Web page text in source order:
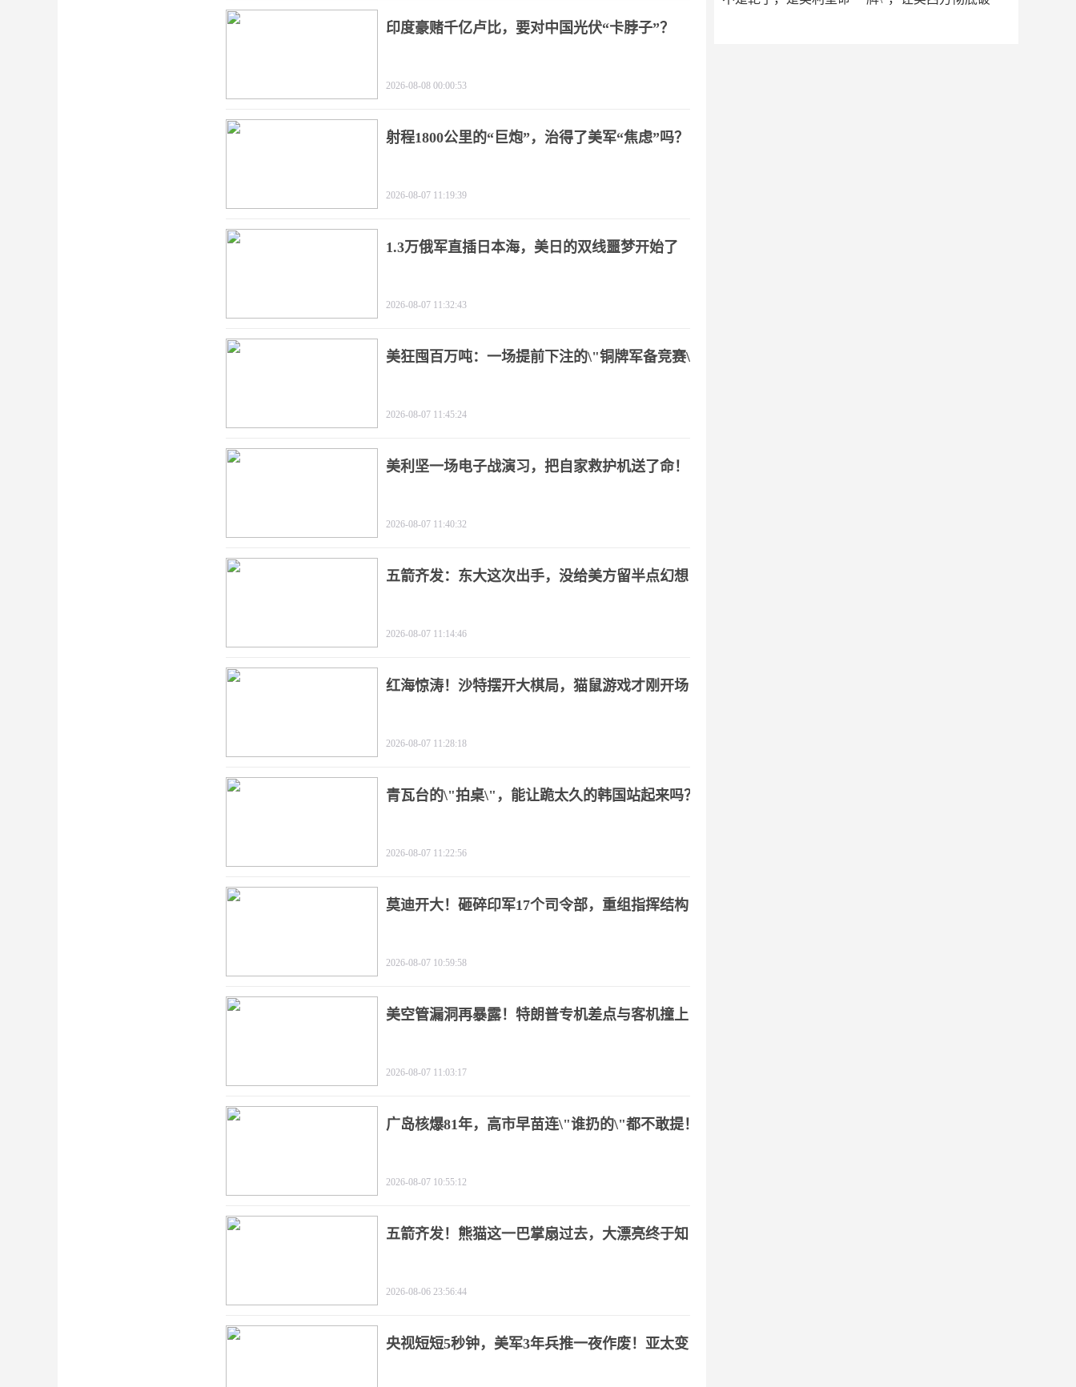
印度豪赌千亿卢比，要对中国光伏“卡脖子”？
2026-08-08 00:00:53
射程1800公里的“巨炮”，治得了美军“焦虑”吗？
2026-08-07 11:19:39
1.3万俄军直插日本海，美日的双线噩梦开始了
2026-08-07 11:32:43
美狂囤百万吨：一场提前下注的\"铜牌军备竞赛\"
2026-08-07 11:45:24
美利坚一场电子战演习，把自家救护机送了命！
2026-08-07 11:40:32
五箭齐发：东大这次出手，没给美方留半点幻想
2026-08-07 11:14:46
红海惊涛！沙特摆开大棋局，猫鼠游戏才刚开场
2026-08-07 11:28:18
青瓦台的\"拍桌\"，能让跪太久的韩国站起来吗？
2026-08-07 11:22:56
莫迪开大！砸碎印军17个司令部，重组指挥结构
2026-08-07 10:59:58
美空管漏洞再暴露！特朗普专机差点与客机撞上
2026-08-07 11:03:17
广岛核爆81年，高市早苗连\"谁扔的\"都不敢提！
2026-08-07 10:55:12
五箭齐发！熊猫这一巴掌扇过去，大漂亮终于知
2026-08-06 23:56:44
央视短短5秒钟，美军3年兵推一夜作废！亚太变